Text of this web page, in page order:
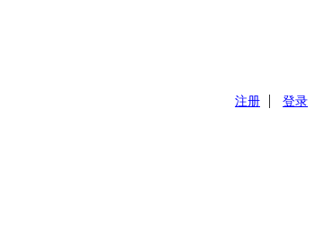
注册 登录